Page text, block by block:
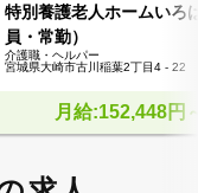
特別養護老人ホームいろ
員・常勤）
介護職・ヘルパー
宮城県大崎市古川稲葉2丁目4 - 22
月給:152,448円